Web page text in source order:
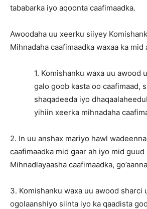
tababarka iyo aqoonta caafimaadka.
Awoodaha uu xeerku siiyey
Mihnadaha caafimaadka waxaa ka mid
1. Komishanku waxa uu awood
galo goob kasta oo caafimaad,
shaqadeeda iyo
yihiin xeerka mihnadaha
2. In uu anshax mariyo hawl
caafimaadka mid gaar ah iyo mid guud
Mihnadlayaasha caafimaadka,
3. Komishanku waxa uu awood sharci
ogolaanshiyo siinta iyo ka qaadista